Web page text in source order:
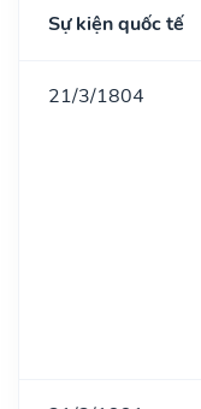
Sự kiện quốc tế
21/3/1804